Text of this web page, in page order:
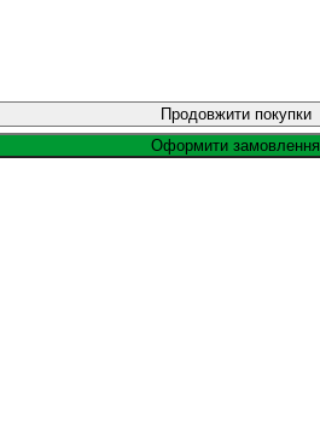
Продовжити покупки
Оформити замовлення